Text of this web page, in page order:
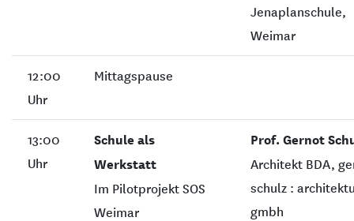
Jenaplanschule,
Weimar
12:00
Uhr
Mittagspause
13:00
Uhr
Schule als
Werkstatt
Im Pilotprojekt SOS
Weimar
Prof. Gernot
Architekt BDA,
schulz :
gmbh